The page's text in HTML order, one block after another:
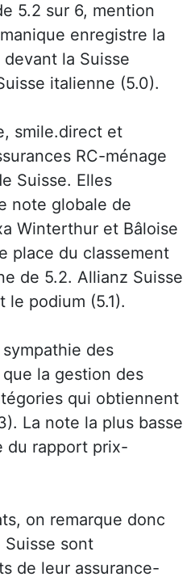
5.2 sur 6, mention
enregistre la
la Suisse
italienne (5.0).
smile.direct et
RC-ménage
Suisse. Elles
note globale de
Winterthur et Bâloise
place du classement
de 5.2. Allianz Suisse
podium (5.1).
des
la gestion des
qui obtiennent
La note la plus basse
du rapport prix-
on remarque donc
sont
de leur assurance-